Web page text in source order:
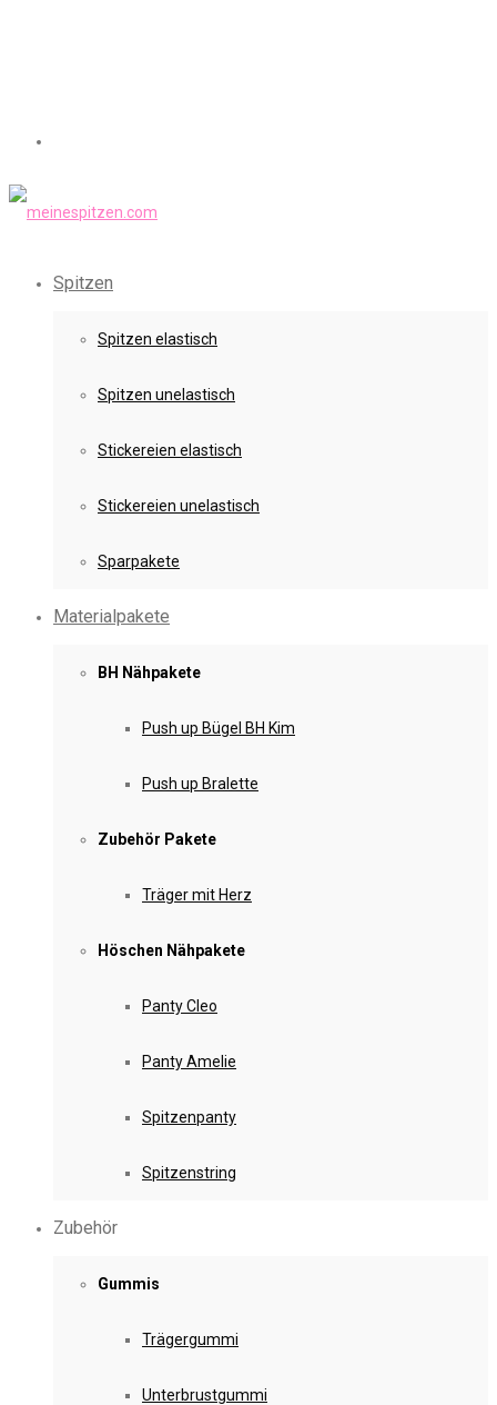
Spitzen
Spitzen elastisch
Spitzen unelastisch
Stickereien elastisch
Stickereien unelastisch
Sparpakete
Materialpakete
BH Nähpakete
Push up Bügel BH Kim
Push up Bralette
Zubehör Pakete
Träger mit Herz
Höschen Nähpakete
Panty Cleo
Panty Amelie
Spitzenpanty
Spitzenstring
Zubehör
Gummis
Trägergummi
Unterbrustgummi